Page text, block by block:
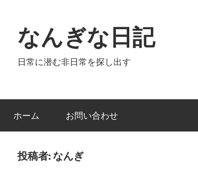
なんぎな日記
日常に潜む非日常を探し出す
ホーム お問い合わせ
投稿者: なんぎ